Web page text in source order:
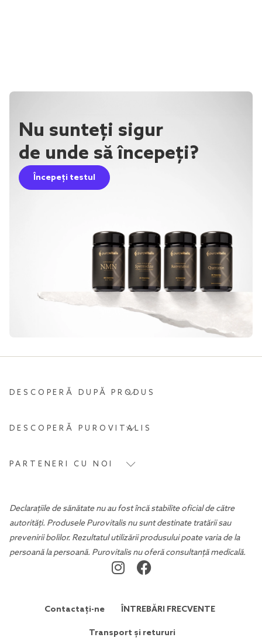
Nu sunteți sigur
de unde să începeți?
Începeți testul
DESCOPERĂ DUPĂ PRODUS
DESCOPERĂ PUROVITALIS
PARTENERI CU NOI
Declarațiile de sănătate nu au fost încă stabilite oficial de către
autorități. Produsele Purovitalis nu sunt destinate tratării sau
prevenirii bolilor. Rezultatul utilizării produsului poate varia de la
persoană la persoană. Purovitalis nu oferă consultanță medicală.
Contactați-ne ÎNTREBĂRI FRECVENTE
Transport și retururi